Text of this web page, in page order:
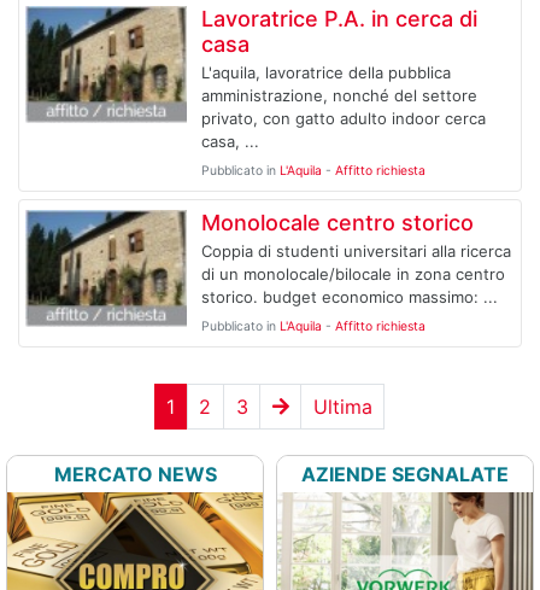
Lavoratrice P.A. in cerca di
casa
L'aquila, lavoratrice della pubblica
amministrazione, nonché del settore
privato, con gatto adulto indoor cerca
casa, ...
Pubblicato in L'Aquila - Affitto richiesta
Monolocale centro storico
Coppia di studenti universitari alla ricerca
di un monolocale/bilocale in zona centro
storico. budget economico massimo: ...
Pubblicato in L'Aquila - Affitto richiesta
1 2 3 Ultima
MERCATO NEWS AZIENDE SEGNALATE